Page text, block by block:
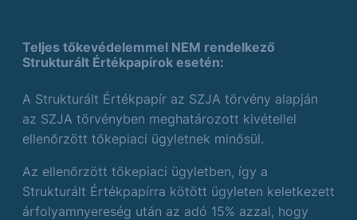
Teljes tőkevédelemmel NEM rendelkező
Strukturált Értékpapírok esetén:
A Strukturált Értékpapír az SZJA törvény alapján
az SZJA törvényben meghatározott kivétellel
ellenőrzött tőkepiaci ügyletnek minősül.
Az ellenőrzött tőkepiaci ügyletben, így a
Strukturált Értékpapírra kötött ügyleten keletkezett
árfolyamnyereség után az adó 15% azzal, hogy